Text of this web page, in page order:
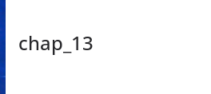
chap_13